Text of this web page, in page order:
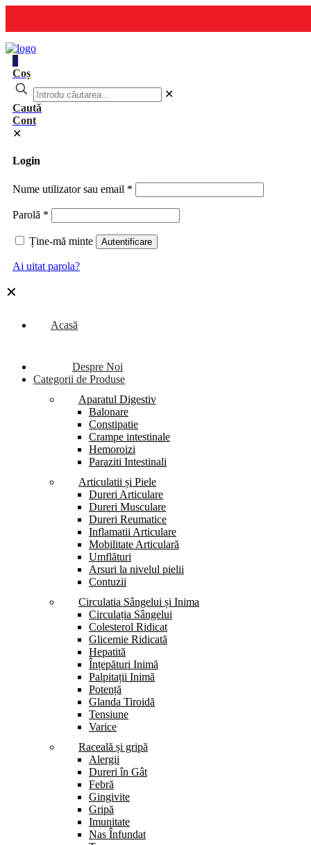
0
Coș
✕
Caută
Cont
✕
Login
Nume utilizator sau email *
Parolă *
Ține-mă minte Autentificare
Ai uitat parola?
✕
Acasă
Despre Noi
Categorii de Produse
Aparatul Digestiv
Balonare
Constipatie
Crampe intestinale
Hemoroizi
Paraziti Intestinali
Articulatii și Piele
Dureri Articulare
Dureri Musculare
Dureri Reumatice
Inflamatii Articulare
Mobilitate Articulară
Umflături
Arsuri la nivelul pielii
Contuzii
Circulatia Sângelui și Inima
Circulația Sângelui
Colesterol Ridicat
Glicemie Ridicată
Hepatită
Înțepături Inimă
Palpitații Inimă
Potență
Glanda Tiroidă
Tensiune
Varice
Raceală și gripă
Alergii
Dureri în Gât
Febră
Gingivite
Gripă
Imunitate
Nas Înfundat